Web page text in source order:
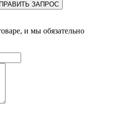
ЗАПРОС
и мы обязательно